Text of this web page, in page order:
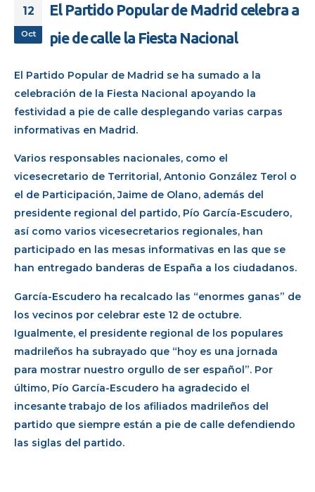
12
Oct
El Partido Popular de Madrid celebra a
pie de calle la Fiesta Nacional
El Partido Popular de Madrid se ha sumado a la
celebración de la Fiesta Nacional apoyando la
festividad a pie de calle desplegando varias carpas
informativas en Madrid.
Varios responsables nacionales, como el
vicesecretario de Territorial, Antonio González Terol o
el de Participación, Jaime de Olano, además del
presidente regional del partido, Pío García-Escudero,
así como varios vicesecretarios regionales, han
participado en las mesas informativas en las que se
han entregado banderas de España a los ciudadanos.
García-Escudero ha recalcado las “enormes ganas” de
los vecinos por celebrar este 12 de octubre.
Igualmente, el presidente regional de los populares
madrileños ha subrayado que “hoy es una jornada
para mostrar nuestro orgullo de ser español”. Por
último, Pío García-Escudero ha agradecido el
incesante trabajo de los afiliados madrileños del
partido que siempre están a pie de calle defendiendo
las siglas del partido.